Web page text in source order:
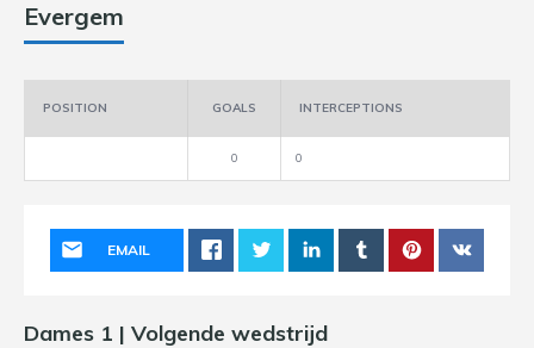
Evergem
POSITION GOALS INTERCEPTIONS
0 0
EMAIL
Dames 1 | Volgende wedstrijd